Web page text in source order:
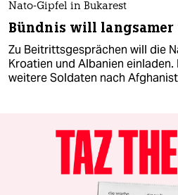
Nato-Gipfel in Bukarest
Bündnis will langsamer
Zu Beitrittsgesprächen will die
Kroatien und Albanien
weitere Soldaten nach